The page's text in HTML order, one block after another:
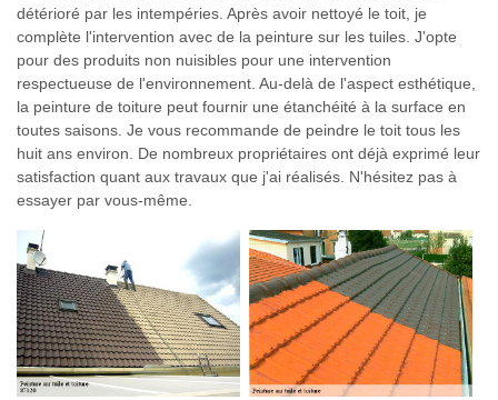
détérioré par les intempéries. Après avoir nettoyé le toit, je
complète l'intervention avec de la peinture sur les tuiles. J'opte
pour des produits non nuisibles pour une intervention
respectueuse de l'environnement. Au-delà de l'aspect esthétique,
la peinture de toiture peut fournir une étanchéité à la surface en
toutes saisons. Je vous recommande de peindre le toit tous les
huit ans environ. De nombreux propriétaires ont déjà exprimé leur
satisfaction quant aux travaux que j'ai réalisés. N'hésitez pas à
essayer par vous-même.